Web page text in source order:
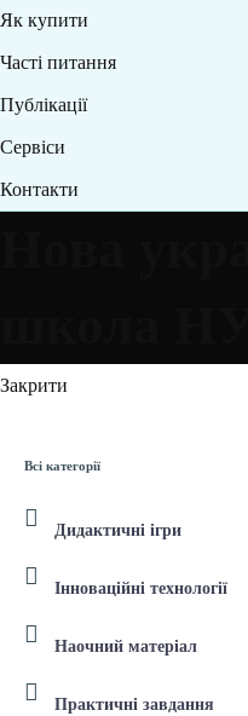
Як купити
Часті питання
Публікації
Сервіси
Контакти
Закрити
Всі категорії
Дидактичні ігри
Інноваційні технології
Наочний матеріал
Практичні завдання